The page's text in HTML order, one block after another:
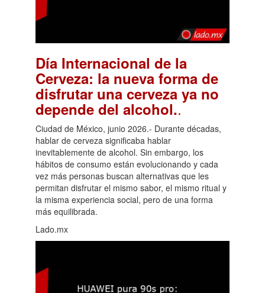
Día Internacional de la
Cerveza: la nueva forma de
disfrutar una cerveza ya no
depende del alcohol..
Ciudad de México, junio 2026.- Durante décadas,
hablar de cerveza significaba hablar
inevitablemente de alcohol. Sin embargo, los
hábitos de consumo están evolucionando y cada
vez más personas buscan alternativas que les
permitan disfrutar el mismo sabor, el mismo ritual y
la misma experiencia social, pero de una forma
más equilibrada.
Lado.mx